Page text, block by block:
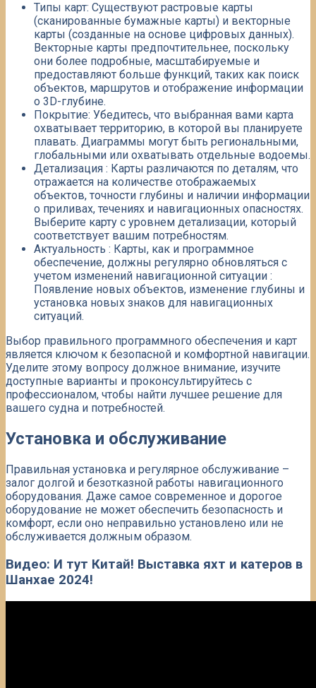
Типы карт: Существуют растровые карты
(сканированные бумажные карты) и векторные
карты (созданные на основе цифровых данных). ​
Векторные карты предпочтительнее, поскольку
они более подробные, масштабируемые и
предоставляют больше функций, таких как поиск
объектов, маршрутов и отображение информации
о 3D-глубине.​
Покрытие: Убедитесь, что выбранная вами карта
охватывает территорию, в которой вы планируете
плавать. ​Диаграммы могут быть региональными,
глобальными или охватывать отдельные водоемы.​
Детализация : Карты различаются по деталям, что
отражается на количестве отображаемых
объектов, точности глубины и наличии информации
о приливах, течениях и навигационных опасностях.
Выберите карту с уровнем детализации, который
соответствует вашим потребностям.​
Актуальность : Карты, как и программное
обеспечение, должны регулярно обновляться с
учетом изменений навигационной ситуации :
Появление новых объектов, изменение глубины и
установка новых знаков для навигационных
ситуаций.
Выбор правильного программного обеспечения и карт
является ключом к безопасной и комфортной навигации.
Уделите этому вопросу должное внимание, изучите
доступные варианты и проконсультируйтесь с
профессионалом, чтобы найти лучшее решение для
вашего судна и потребностей.​
Установка и обслуживание
Правильная установка и регулярное обслуживание –
залог долгой и безотказной работы навигационного
оборудования. ​Даже самое современное и дорогое
оборудование не может обеспечить безопасность и
комфорт, если оно неправильно установлено или не
обслуживается должным образом.​
Видео: И тут Китай! Выставка яхт и катеров в
Шанхае 2024!